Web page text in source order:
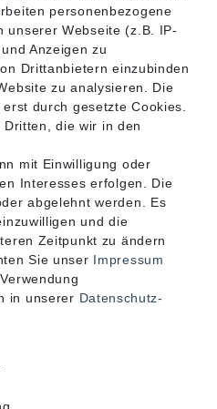
personenbezogene
unserer Webseite (z.B. IP-
Anzeigen zu
Drittanbietern einzubinden
zu analysieren. Die
durch gesetzte Cookies.
die wir in den
mit Einwilligung oder
Interesses erfolgen. Die
abgelehnt werden. Es
und die
Zeitpunkt zu ändern
Sie unser Impressum
in unserer Daten­schutz­